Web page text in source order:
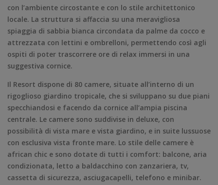
con l’ambiente circostante e con lo stile architettonico
locale. La struttura si affaccia su una meravigliosa
spiaggia di sabbia bianca circondata da palme da cocco e
attrezzata con lettini e ombrelloni, permettendo così agli
ospiti di poter trascorrere ore di relax immersi in una
suggestiva cornice.
Il Resort dispone di 80 camere, situate all’interno di un
rigoglioso giardino tropicale, che si sviluppano su due piani
specchiandosi e facendo da cornice all’ampia piscina
centrale. Le camere sono suddivise in deluxe, con
possibilità di vista mare e vista giardino, e in suite lussuose
con esclusiva vista fronte mare. Lo stile delle camere è
african chic e sono dotate di tutti i comfort: balcone, aria
condizionata, letto a baldacchino con zanzariera, tv,
cassetta di sicurezza, asciugacapelli, telefono e minibar.